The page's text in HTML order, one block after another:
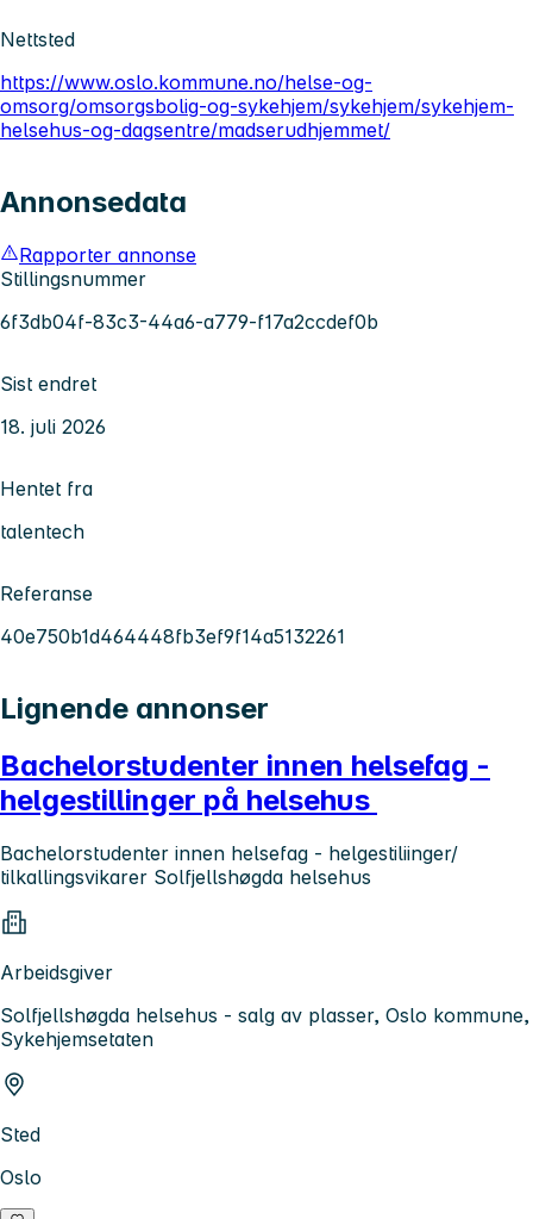
Nettsted
https://www.oslo.kommune.no/helse-og-
omsorg/omsorgsbolig-og-sykehjem/sykehjem/sykehjem-
helsehus-og-dagsentre/madserudhjemmet/
Annonsedata
Rapporter annonse
Stillingsnummer
6f3db04f-83c3-44a6-a779-f17a2ccdef0b
Sist endret
18. juli 2026
Hentet fra
talentech
Referanse
40e750b1d464448fb3ef9f14a5132261
Lignende annonser
Bachelorstudenter innen helsefag -
helgestillinger på helsehus
Bachelorstudenter innen helsefag - helgestiliinger/
tilkallingsvikarer Solfjellshøgda helsehus
Arbeidsgiver
Solfjellshøgda helsehus - salg av plasser, Oslo kommune,
Sykehjemsetaten
Sted
Oslo